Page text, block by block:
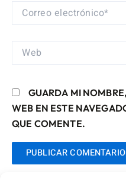
CORREO
WEB
GUARDA MI
WEB EN ESTE
QUE COMENTE.